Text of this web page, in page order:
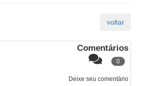
Comentários
0
Deixe seu comentário